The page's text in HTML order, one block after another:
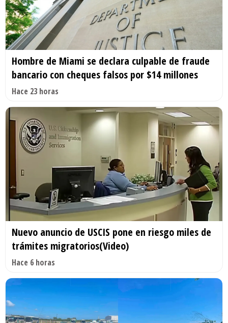
Hombre de Miami se declara culpable de fraude
bancario con cheques falsos por $14 millones
Hace 23 horas
Nuevo anuncio de USCIS pone en riesgo miles de
trámites migratorios(Video)
Hace 6 horas